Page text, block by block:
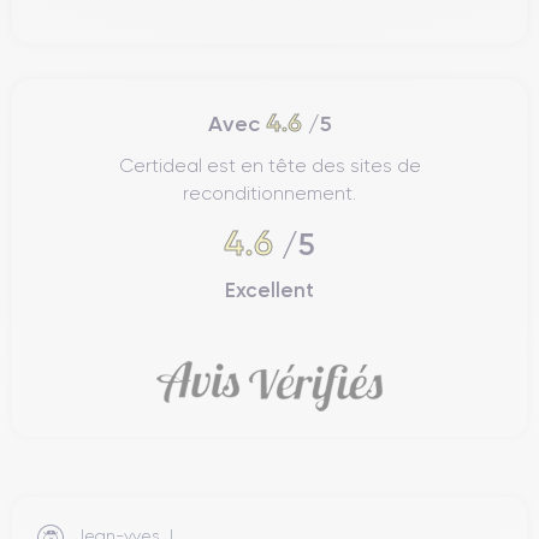
dimensions de146,7 x 71,5 x 7,65 mm et un poids de 173
. Sa forme arrondie et sa petite taille le rendent facile
de l'iPhone 13 permet une
arrondis et sa petite taille permettent de le garder facilement
L'iPhone 13 est doté d'un écran de 6,1 pouces
une grande surface d'affichage pour regarder des vidéos,
Avec 4.6/5
Certideal est en tête des sites de
reconditionnement.
4.6 /5
Excellent